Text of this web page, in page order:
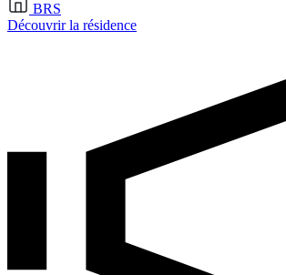
BRS
Découvrir la résidence